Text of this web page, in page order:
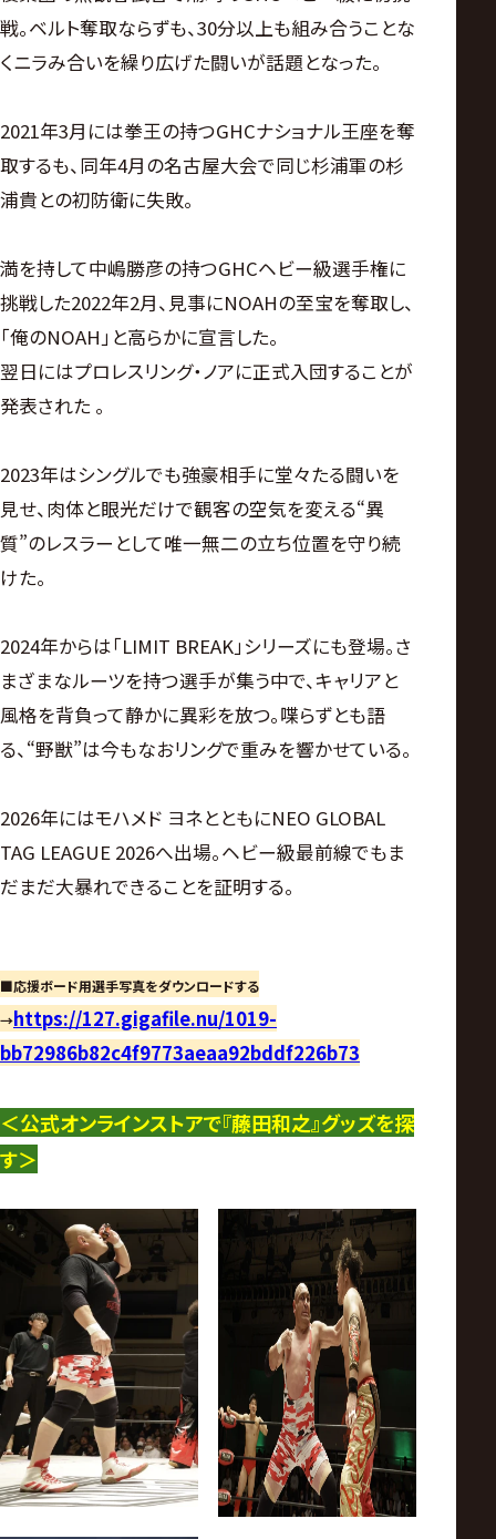
戦。ベルト奪取ならずも、30分以上も組み合うことな
くニラみ合いを繰り広げた闘いが話題となった。
2021年3月には拳王の持つGHCナショナル王座を奪
取するも、同年4月の名古屋大会で同じ杉浦軍の杉
浦貴との初防衛に失敗。
満を持して中嶋勝彦の持つGHCヘビー級選手権に
挑戦した2022年2月、見事にNOAHの至宝を奪取し、
「俺のNOAH」と高らかに宣言した。
翌日にはプロレスリング・ノアに正式入団することが
発表された 。
2023年はシングルでも強豪相手に堂々たる闘いを
見せ、肉体と眼光だけで観客の空気を変える“異
質”のレスラーとして唯一無二の立ち位置を守り続
けた。
2024年からは「LIMIT BREAK」シリーズにも登場。さ
まざまなルーツを持つ選手が集う中で、キャリアと
風格を背負って静かに異彩を放つ。喋らずとも語
る、“野獣”は今もなおリングで重みを響かせている。
2026年にはモハメド ヨネとともにNEO GLOBAL
TAG LEAGUE 2026へ出場。ヘビー級最前線でもま
だまだ大暴れできることを証明する。
■応援ボード用選手写真をダウンロードする
→https://127.gigafile.nu/1019-
bb72986b82c4f9773aeaa92bddf226b73
＜公式オンラインストアで『藤田和之』グッズを探
す＞